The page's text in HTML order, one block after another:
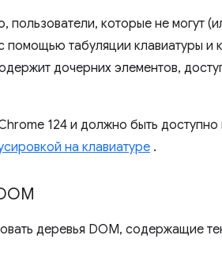
которые не могут
помощью табуляции клавиатуры и
дочерних элементов,
124 и должно быть доступно
на клавиатуре .
деревья DOM, содержащие